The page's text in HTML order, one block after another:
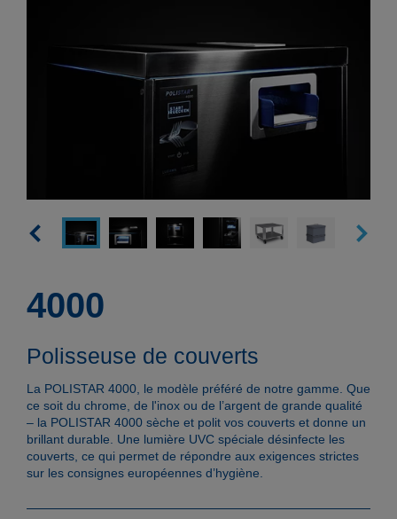
4000
Polisseuse de couverts
La POLISTAR 4000, le modèle préféré de notre gamme. Que
ce soit du chrome, de l'inox ou de l’argent de grande qualité
– la POLISTAR 4000 sèche et polit vos couverts et donne un
brillant durable. Une lumière UVC spéciale désinfecte les
couverts, ce qui permet de répondre aux exigences strictes
sur les consignes européennes d’hygiène.